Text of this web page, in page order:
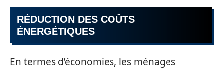
RÉDUCTION DES COÛTS
ÉNERGÉTIQUES
En termes d’économies, les ménages